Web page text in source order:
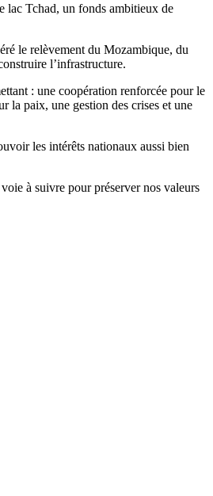
lac Tchad, un fonds ambitieux de
le relèvement du Mozambique, du
l’infrastructure.
: une coopération renforcée pour le
la paix, une gestion des crises et une
les intérêts nationaux aussi bien
à suivre pour préserver nos valeurs